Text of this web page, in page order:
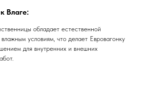
Влаге:
обладает естественной
условиям, что делает Евровагонку
для внутренних и внешних